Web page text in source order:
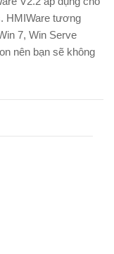
HMIWare tương
7, Win Serve
nên bạn sẽ không